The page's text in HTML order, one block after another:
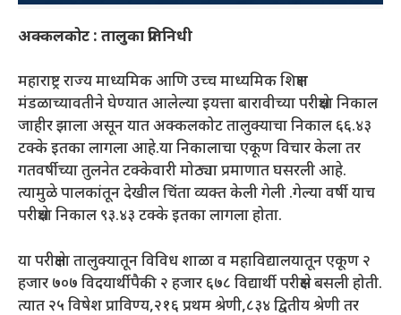
अक्कलकोट : तालुका प्रतिनिधी
महाराष्ट्र राज्य माध्यमिक आणि उच्च माध्यमिक शिक्षण
मंडळाच्यावतीने घेण्यात आलेल्या इयत्ता बारावीच्या परीक्षेचा निकाल
जाहीर झाला असून यात अक्कलकोट तालुक्याचा निकाल ६६.४३
टक्के इतका लागला आहे.या निकालाचा एकूण विचार केला तर
गतवर्षीच्या तुलनेत टक्केवारी मोठ्या प्रमाणात घसरली आहे.
त्यामुळे पालकांतून देखील चिंता व्यक्त केली गेली .गेल्या वर्षी याच
परीक्षेचा निकाल ९३.४३ टक्के इतका लागला होता.
या परीक्षेला तालुक्यातून विविध शाळा व महाविद्यालयातून एकूण २
हजार ७०७ विदयार्थीपैकी २ हजार ६७८ विद्यार्थी परीक्षेस बसली होती.
त्यात २५ विषेश प्राविण्य,२१६ प्रथम श्रेणी,८३४ द्वितीय श्रेणी तर